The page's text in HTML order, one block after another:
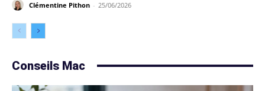
Clémentine Pithon - 25/06/2026
Conseils Mac